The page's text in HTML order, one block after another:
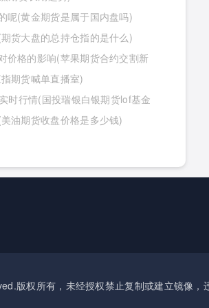
呢(黄金期货是属于国内盘吗)
货大盘的总持仓指的是什么)
价格的影响(苹果期货合约交割新
期货喊单直播室)
时行情(国投瑞银白银期货lof基金
油期货收盘价格是多少钱)
版权所有，未经授权禁止复制或建立镜像，